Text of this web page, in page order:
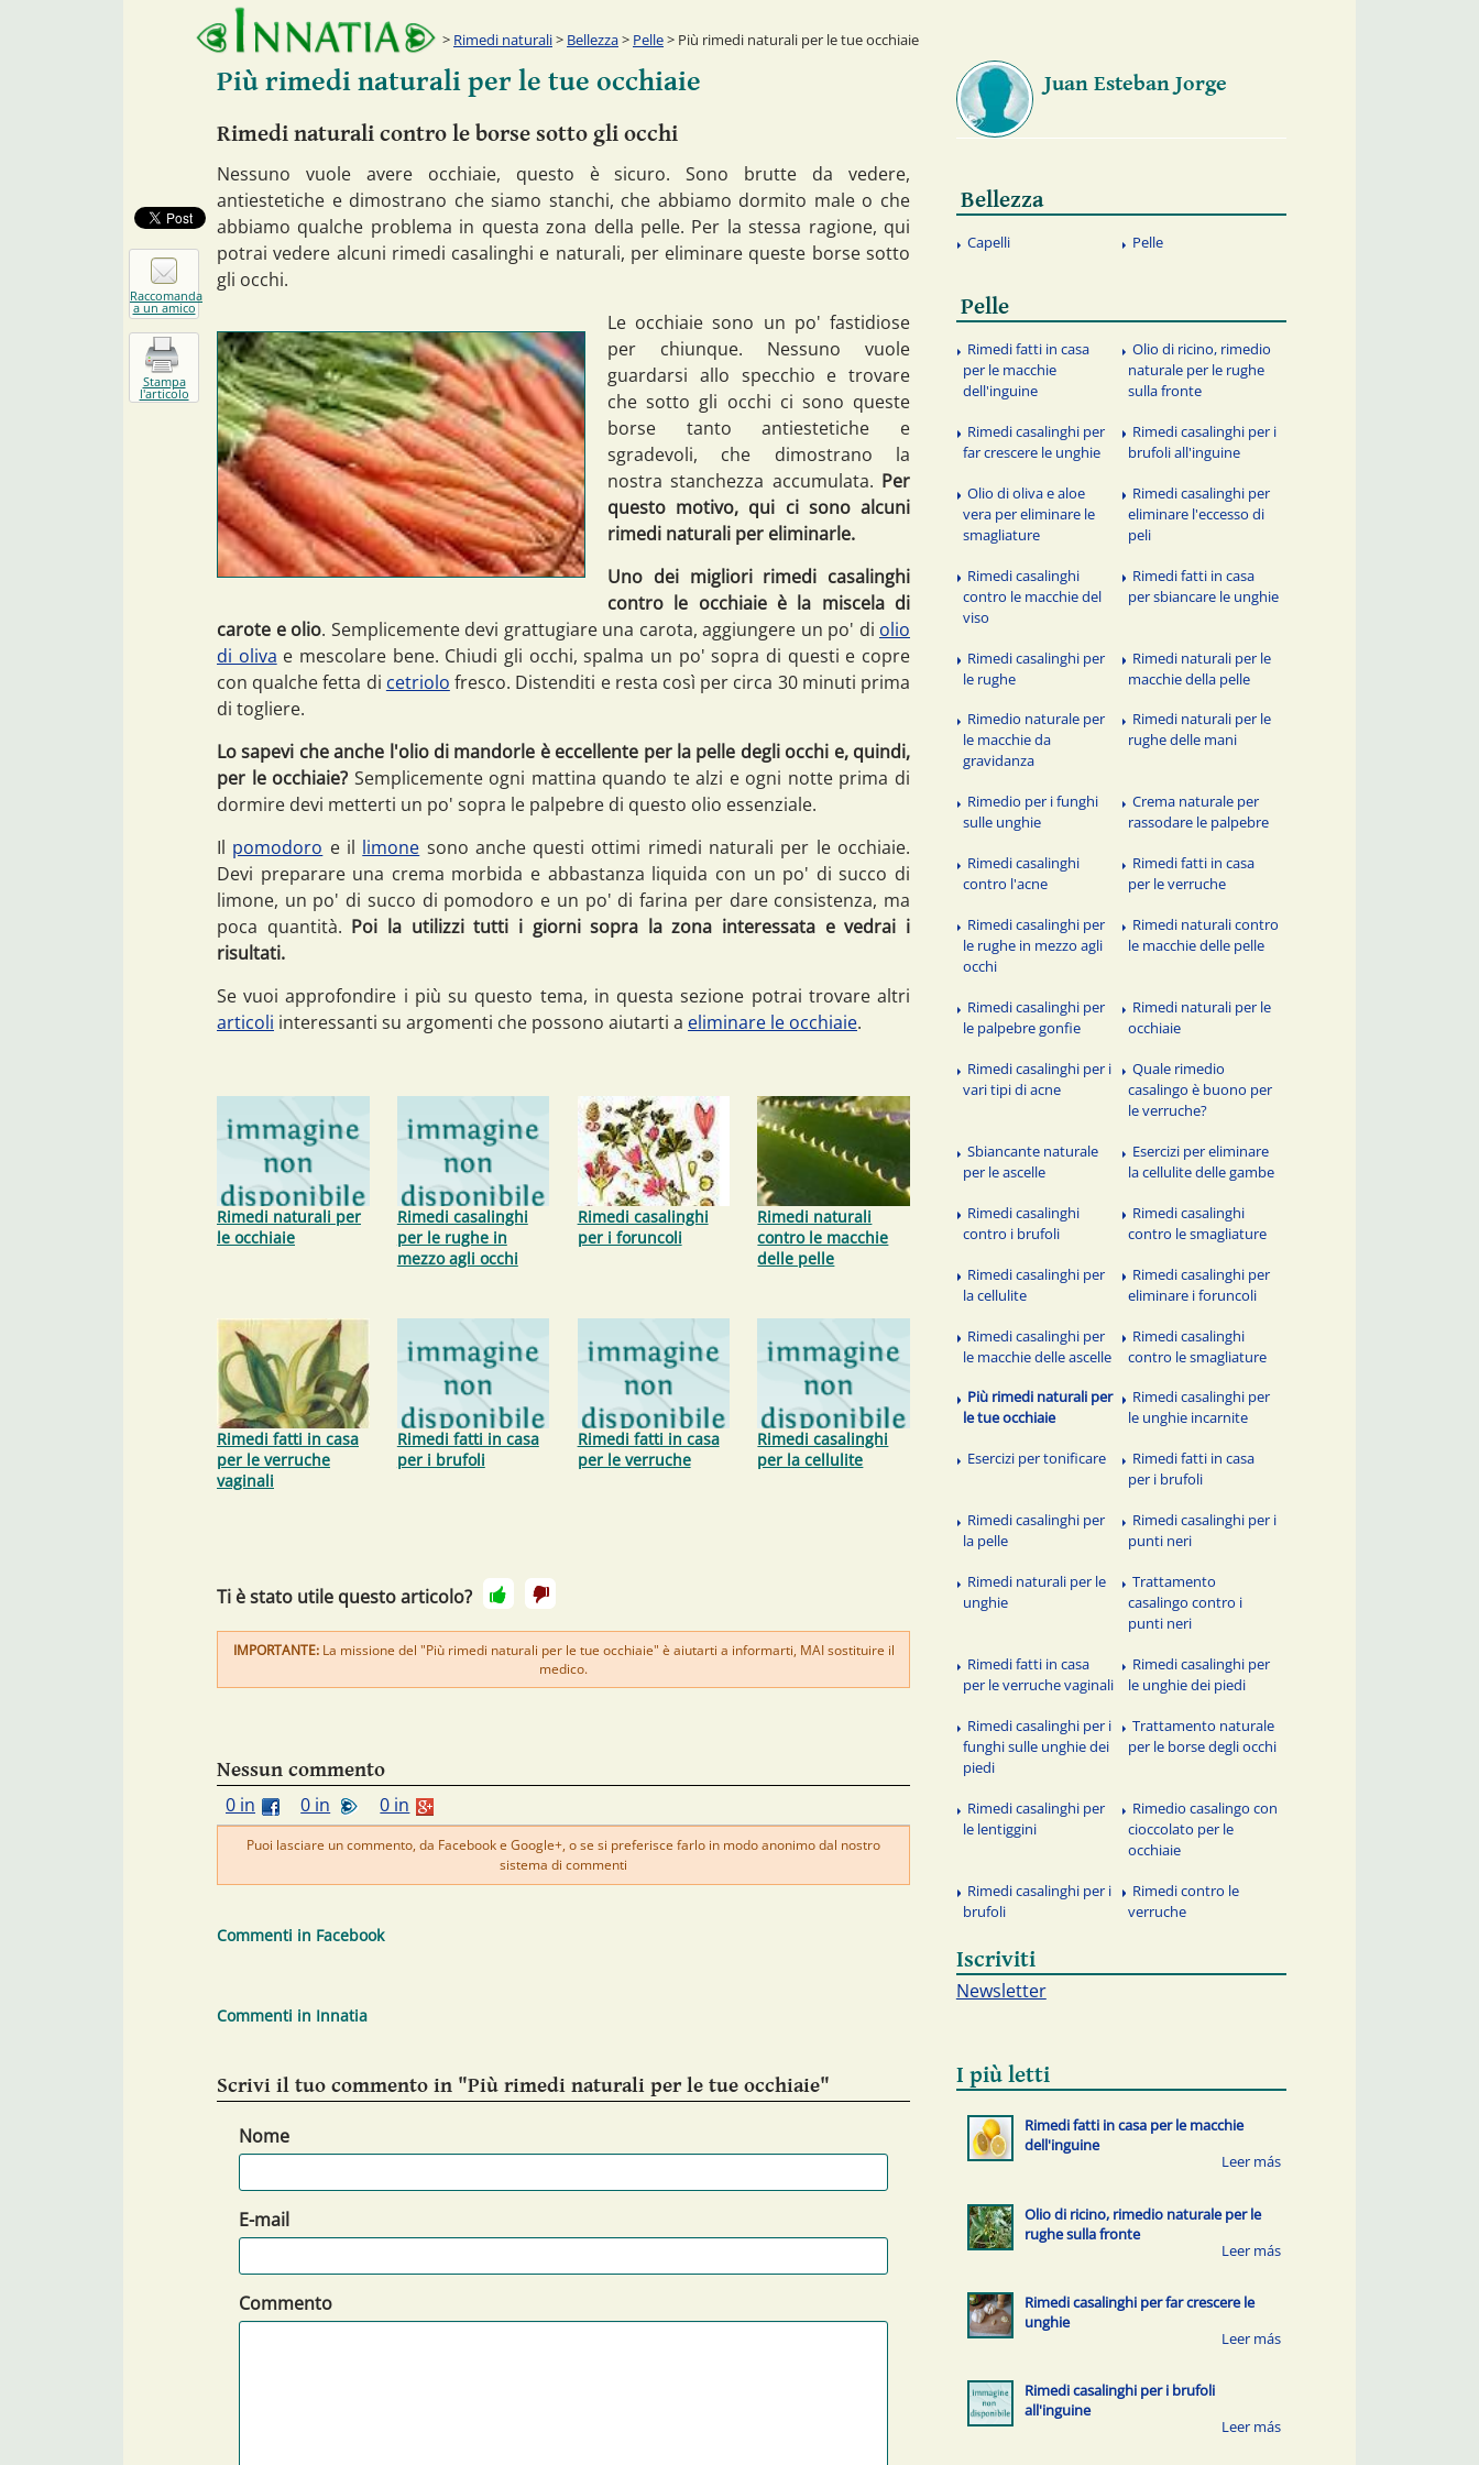
Rimedi naturali> Bellezza> Pelle> Più rimedi naturali per le tue occhiaie
Più rimedi naturali per le tue occhiaie
Rimedi naturali contro le borse sotto gli occhi
Nessuno vuole avere occhiaie, questo è sicuro. Sono brutte da vedere,
antiestetiche e dimostrano che siamo stanchi, che abbiamo dormito male o che
abbiamo qualche problema in questa zona della pelle. Per la stessa ragione, qui
potrai vedere alcuni rimedi casalinghi e naturali, per eliminare queste borse sotto
gli occhi.
Le occhiaie sono un po' fastidiose
per chiunque. Nessuno vuole
guardarsi allo specchio e trovare
che sotto gli occhi ci sono queste
borse tanto antiestetiche e
sgradevoli, che dimostrano la
nostra stanchezza accumulata. Per
questo motivo, qui ci sono alcuni
rimedi naturali per eliminarle.
Uno dei migliori rimedi casalinghi
contro le occhiaie è la miscela di
carote e olio. Semplicemente devi grattugiare una carota, aggiungere un po' di olio
di oliva e mescolare bene. Chiudi gli occhi, spalma un po' sopra di questi e copre
con qualche fetta di cetriolo fresco. Distenditi e resta così per circa 30 minuti prima
di togliere.
Lo sapevi che anche l'olio di mandorle è eccellente per la pelle degli occhi e, quindi,
per le occhiaie? Semplicemente ogni mattina quando te alzi e ogni notte prima di
dormire devi metterti un po' sopra le palpebre di questo olio essenziale.
Il pomodoro e il limone sono anche questi ottimi rimedi naturali per le occhiaie.
Devi preparare una crema morbida e abbastanza liquida con un po' di succo di
limone, un po' di succo di pomodoro e un po' di farina per dare consistenza, ma
poca quantità. Poi la utilizzi tutti i giorni sopra la zona interessata e vedrai i
risultati.
Se vuoi approfondire i più su questo tema, in questa sezione potrai trovare altri
articoli interessanti su argomenti che possono aiutarti a eliminare le occhiaie.
Rimedi naturali per
le occhiaie
Rimedi casalinghi
per le rughe in
mezzo agli occhi
Rimedi casalinghi
per i foruncoli
Rimedi naturali
contro le macchie
delle pelle
Rimedi fatti in casa
per le verruche
vaginali
Rimedi fatti in casa
per i brufoli
Rimedi fatti in casa
per le verruche
Rimedi casalinghi
per la cellulite
Ti è stato utile questo articolo?
IMPORTANTE:La missione del "Più rimedi naturali per le tue occhiaie" è aiutarti a informarti, MAI sostituire il
medico.
Nessun commento
0 in
0 in 0 in
Puoi lasciare un commento, da Facebook e Google+, o se si preferisce farlo in modo anonimo dal nostro
sistema di commenti
Commenti in Facebook
Commenti in Innatia
Scrivi il tuo commento in "Più rimedi naturali per le tue occhiaie"
Nome
E-mail
Commento
Juan Esteban Jorge
Bellezza
Capelli Pelle
Pelle
Rimedi fatti in casa
per le macchie
dell'inguine
Olio di ricino, rimedio
naturale per le rughe
sulla fronte
Rimedi casalinghi per
far crescere le unghie
Rimedi casalinghi per i
brufoli all'inguine
Olio di oliva e aloe
vera per eliminare le
smagliature
Rimedi casalinghi per
eliminare l'eccesso di
peli
Rimedi casalinghi
contro le macchie del
viso
Rimedi fatti in casa
per sbiancare le unghie
Rimedi casalinghi per
le rughe
Rimedi naturali per le
macchie della pelle
Rimedio naturale per
le macchie da
gravidanza
Rimedi naturali per le
rughe delle mani
Rimedio per i funghi
sulle unghie
Crema naturale per
rassodare le palpebre
Rimedi casalinghi
contro l'acne
Rimedi fatti in casa
per le verruche
Rimedi casalinghi per
le rughe in mezzo agli
occhi
Rimedi naturali contro
le macchie delle pelle
Rimedi casalinghi per
le palpebre gonfie
Rimedi naturali per le
occhiaie
Rimedi casalinghi per i
vari tipi di acne
Quale rimedio
casalingo è buono per
le verruche?
Sbiancante naturale
per le ascelle
Esercizi per eliminare
la cellulite delle gambe
Rimedi casalinghi
contro i brufoli
Rimedi casalinghi
contro le smagliature
Rimedi casalinghi per
la cellulite
Rimedi casalinghi per
eliminare i foruncoli
Rimedi casalinghi per
le macchie delle ascelle
Rimedi casalinghi
contro le smagliature
Più rimedi naturali per
le tue occhiaie
Rimedi casalinghi per
le unghie incarnite
Esercizi per tonificare
Rimedi fatti in casa
per i brufoli
Rimedi casalinghi per
la pelle
Rimedi casalinghi per i
punti neri
Rimedi naturali per le
unghie
Trattamento
casalingo contro i
punti neri
Rimedi fatti in casa
per le verruche vaginali
Rimedi casalinghi per
le unghie dei piedi
Rimedi casalinghi per i
funghi sulle unghie dei
piedi
Trattamento naturale
per le borse degli occhi
Rimedi casalinghi per
le lentiggini
Rimedio casalingo con
cioccolato per le
occhiaie
Rimedi casalinghi per i
brufoli
Rimedi contro le
verruche
Iscriviti
Newsletter
I più letti
Rimedi fatti in casa per le macchie
dell'inguine
Olio di ricino, rimedio naturale per le
rughe sulla fronte
Rimedi casalinghi per far crescere le
unghie
Rimedi casalinghi per i brufoli
all'inguine
Raccomanda
a un amico
Stampa
l'articolo